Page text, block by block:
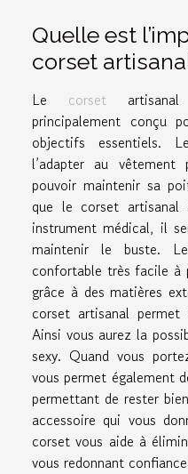
Quelle est
corset
Le corsetartisanal
principalement conçu
objectifs essentiels.
l’adapter au
pouvoir maintenir sa
que le corset
instrument médical, il
maintenir le buste.
confortable très facile à
grâce à des matières
corset artisanal
Ainsi vous aurez la
sexy. Quand vous
vous permet également
permettant de rester
accessoire qui vous
corset vous aide à
vous redonnant